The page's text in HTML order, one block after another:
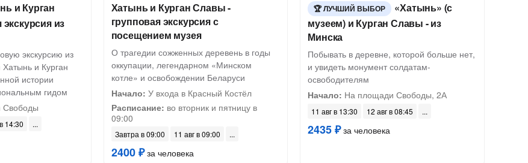
и Курган
из
экскурсию из
и Курган
истории
гидом
14:30
Хатынь и Курган Славы -
групповая экскурсия с
посещением музея
О трагедии сожженных деревень в годы
оккупации, легендарном «Минском
котле» и освобождении Беларуси
Начало: У входа в Красный Костёл
Расписание: во вторник и пятницу в
09:00
Завтра в 09:00 11 авг в 09:00
2400 ₽за человека
ЛУЧШИЙ ВЫБОР
«Хатынь» (с
музеем) и Курган Славы - из
Минска
Побывать в деревне, которой больше нет,
и увидеть монумент солдатам-
освободителям
Начало: На площади Свободы, 2А
11 авг в 13:30 12 авг в 08:45
2435 ₽за человека